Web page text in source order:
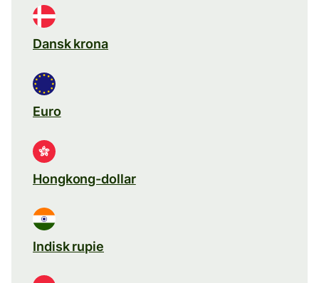
Dansk krona
Euro
Hongkong-dollar
Indisk rupie